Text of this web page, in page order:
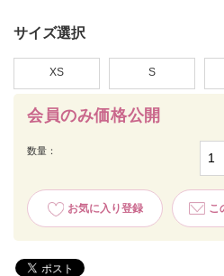
会員のみ価格公開
数量：
お気に入り登録 こ
サイズ選択
XS S